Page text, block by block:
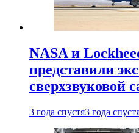
NASA и
представили
сверхзвуковой
3 года спустя3 года